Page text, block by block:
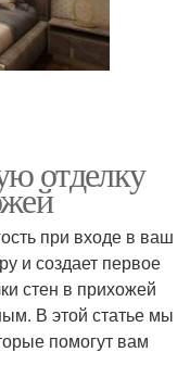
отделку
при входе в ваш
и создает первое
стен в прихожей
В этой статье мы
помогут вам